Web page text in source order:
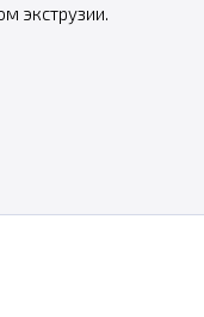
экструзии.